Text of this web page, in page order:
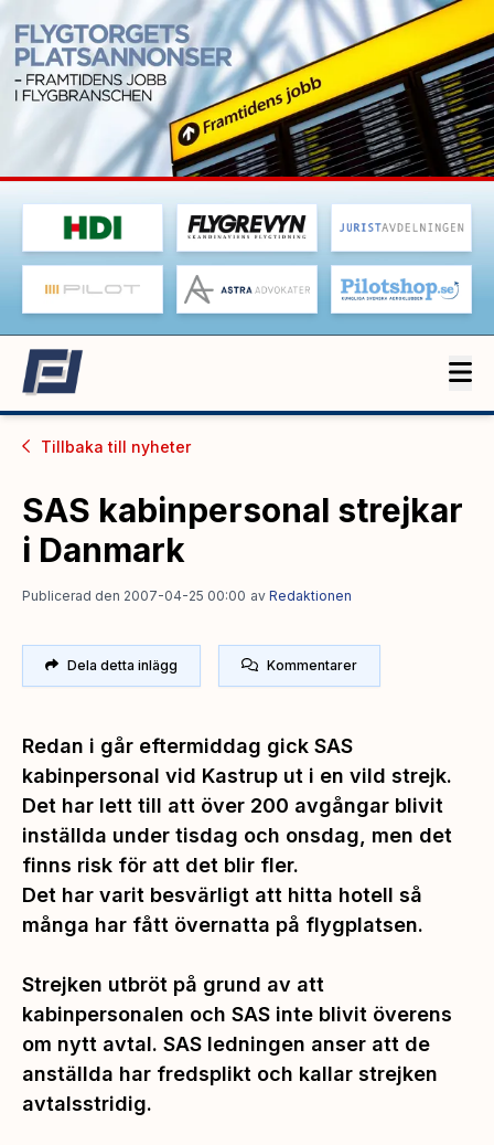
Tillbaka till nyheter
SAS kabinpersonal strejkar
i Danmark
Publicerad den 2007-04-25 00:00 av Redaktionen
Dela detta inlägg Kommentarer
Redan i går eftermiddag gick SAS
kabinpersonal vid Kastrup ut i en vild strejk.
Det har lett till att över 200 avgångar blivit
inställda under tisdag och onsdag, men det
finns risk för att det blir fler.
Det har varit besvärligt att hitta hotell så
många har fått övernatta på flygplatsen.
Strejken utbröt på grund av att
kabinpersonalen och SAS inte blivit överens
om nytt avtal. SAS ledningen anser att de
anställda har fredsplikt och kallar strejken
avtalsstridig.